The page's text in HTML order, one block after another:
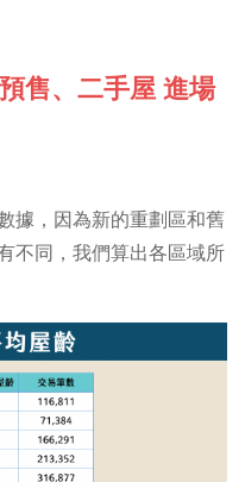
售、二手屋 進場
據，因為新的重劃區和舊
不同，我們算出各區域所